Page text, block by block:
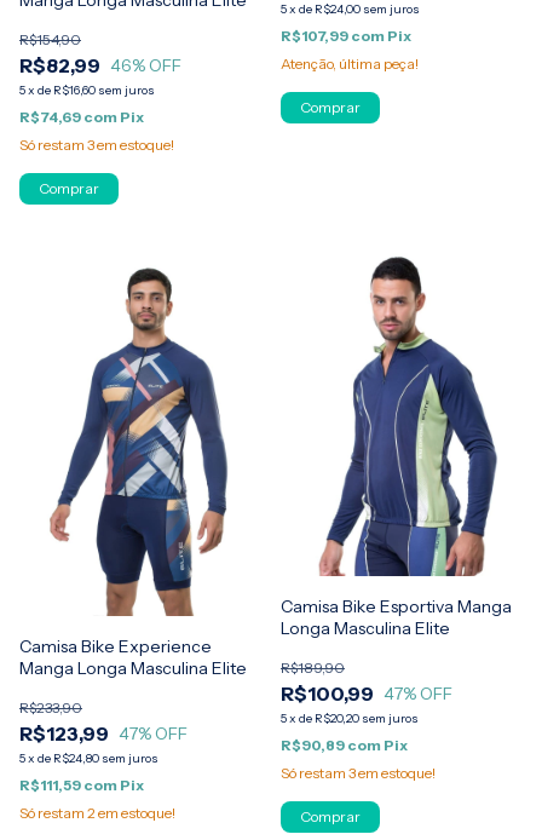
R$82,99
R$154,90
46% OFF
5x de R$16,60 sem juros
R$74,69 com Pix
Só restam 3em estoque!
Comprar
5x de R$24,00 sem juros
R$107,99 com Pix
Atenção, última peça!
Comprar
Camisa Bike Experience
Manga Longa Masculina Elite
R$123,99
R$233,90
47% OFF
5x de R$24,80 sem juros
R$111,59 com Pix
Só restam 2em estoque!
Camisa Bike Esportiva Manga
Longa Masculina Elite
R$100,99
R$189,90
47% OFF
5x de R$20,20 sem juros
R$90,89 com Pix
Só restam 3em estoque!
Comprar